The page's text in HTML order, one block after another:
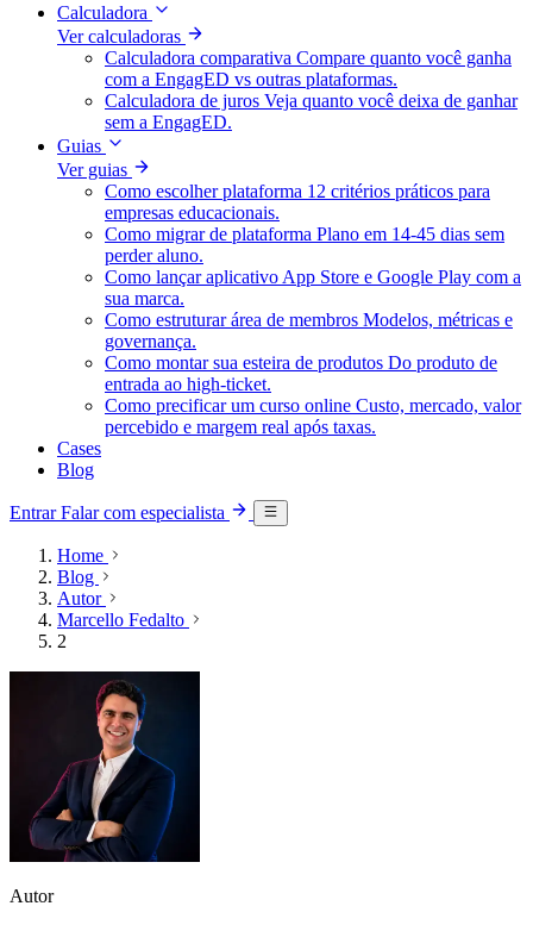
Calculadora
Ver calculadoras
Calculadora comparativa Compare quanto você ganha
com a EngagED vs outras plataformas.
Calculadora de juros Veja quanto você deixa de ganhar
sem a EngagED.
Guias
Ver guias
Como escolher plataforma 12 critérios práticos para
empresas educacionais.
Como migrar de plataforma Plano em 14-45 dias sem
perder aluno.
Como lançar aplicativo App Store e Google Play com a
sua marca.
Como estruturar área de membros Modelos, métricas e
governança.
Como montar sua esteira de produtos Do produto de
entrada ao high-ticket.
Como precificar um curso online Custo, mercado, valor
percebido e margem real após taxas.
Cases
Blog
EntrarFalar com especialista
Home
Blog
Autor
Marcello Fedalto
2
Autor